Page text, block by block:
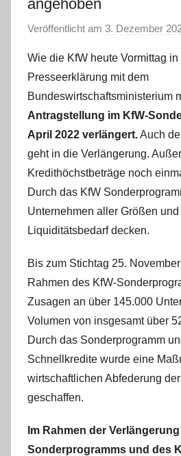
angehoben
Veröffentlicht am 3. Dezember
Wie die KfW heute Vormittag
Presseerklärung mit dem
Bundeswirtschaftsministerium
Antragstellung im KfW-
April 2022 verlängert.Auch
geht in die Verlängerung.
Kredithöchstbeträge noch
Durch das KfW
Unternehmen aller Größen
Liquiditätsbedarf decken.
Bis zum Stichtag 25.
Rahmen des KfW-
Zusagen an über 145.000
Volumen von insgesamt über
Durch das Sonderprogramm
Schnellkredite wurde eine
wirtschaftlichen Abfederung
geschaffen.
Im Rahmen der
Sonderprogramms und des